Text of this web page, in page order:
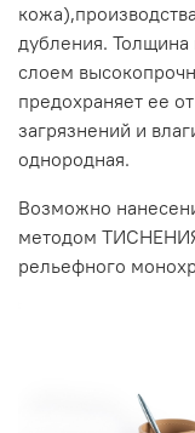
дубления.
слоем
предохраняет ее
загрязнений и
однородная.
Возможно
методом
рельефного